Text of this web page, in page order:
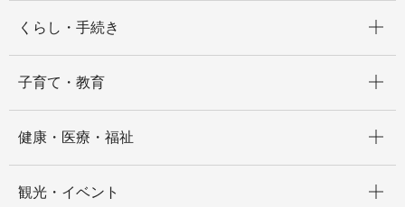
くらし・手続き
子育て・教育
健康・医療・福祉
観光・イベント